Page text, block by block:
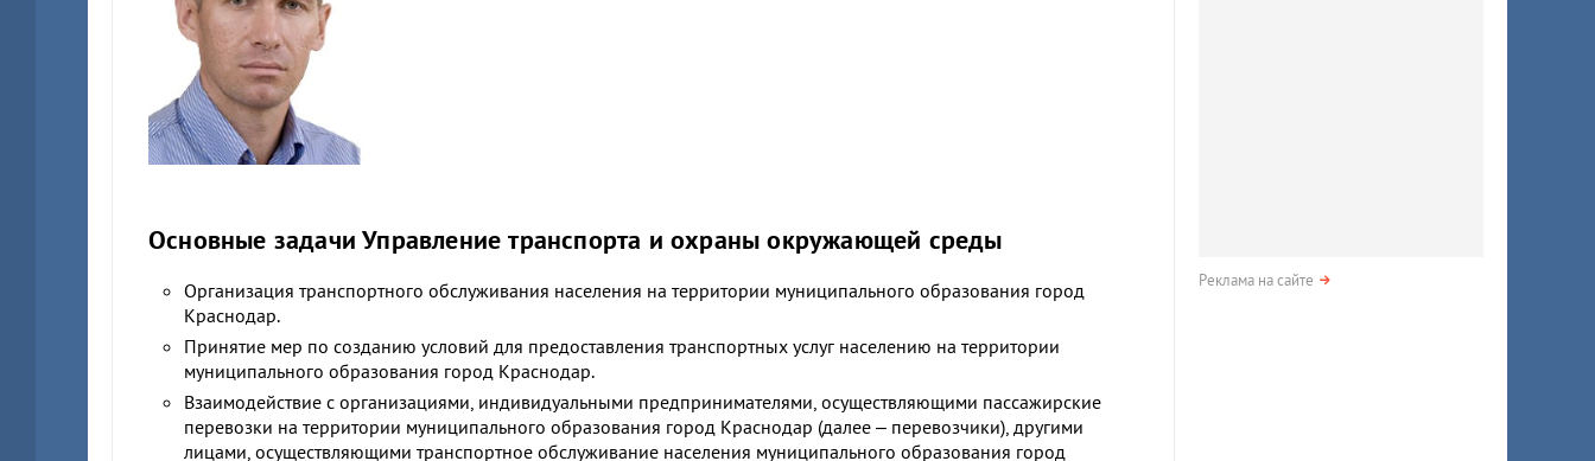
Основные задачи Управление транспорта и охраны окружающей среды
Организация транспортного обслуживания населения на территории муниципального образования город
Краснодар.
Принятие мер по созданию условий для предоставления транспортных услуг населению на территории
муниципального образования город Краснодар.
Взаимодействие с организациями, индивидуальными предпринимателями, осуществляющими пассажирские
перевозки на территории муниципального образования город Краснодар (далее – перевозчики), другими
лицами, осуществляющими транспортное обслуживание населения муниципального образования город
Реклама на сайте